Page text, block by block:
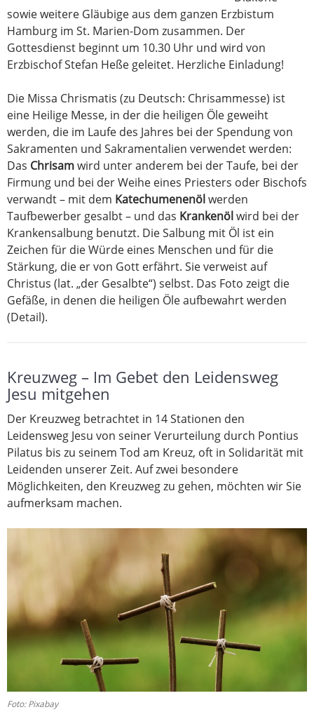
sowie weitere Gläubige aus dem ganzen Erzbistum
Hamburg im St. Marien-Dom zusammen. Der
Gottesdienst beginnt um 10.30 Uhr und wird von
Erzbischof Stefan Heße geleitet. Herzliche Einladung!
Die Missa Chrismatis (zu Deutsch: Chrisammesse) ist
eine Heilige Messe, in der die heiligen Öle geweiht
werden, die im Laufe des Jahres bei der Spendung von
Sakramenten und Sakramentalien verwendet werden:
Das Chrisamwird unter anderem bei der Taufe, bei der
Firmung und bei der Weihe eines Priesters oder Bischofs
verwandt – mit dem Katechumenenölwerden
Taufbewerber gesalbt – und das Krankenölwird bei der
Krankensalbung benutzt. Die Salbung mit Öl ist ein
Zeichen für die Würde eines Menschen und für die
Stärkung, die er von Gott erfährt. Sie verweist auf
Christus (lat. „der Gesalbte“) selbst. Das Foto zeigt die
Gefäße, in denen die heiligen Öle aufbewahrt werden
(Detail).
Kreuzweg – Im Gebet den Leidensweg
Jesu mitgehen
Der Kreuzweg betrachtet in 14 Stationen den
Leidensweg Jesu von seiner Verurteilung durch Pontius
Pilatus bis zu seinem Tod am Kreuz, oft in Solidarität mit
Leidenden unserer Zeit. Auf zwei besondere
Möglichkeiten, den Kreuzweg zu gehen, möchten wir Sie
aufmerksam machen.
Foto: Pixabay